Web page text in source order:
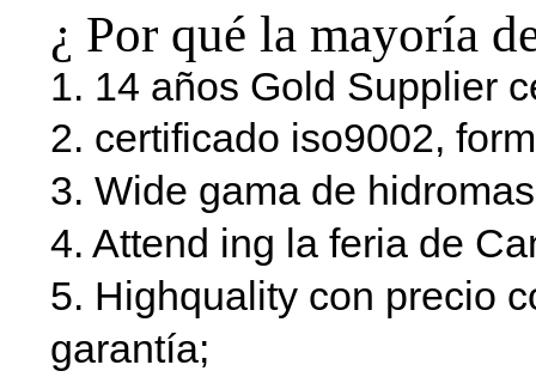
¿ Por qué la mayoría
1. 14 años Gold Supplier
2. certificado iso9002,
3. Wide gama de
4. Attend ing la feria de
5. Highquality con precio
garantía;